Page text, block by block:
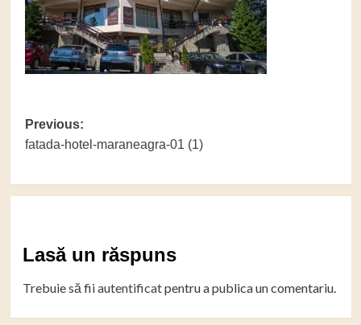
Post
navigation
Previous:
fatada-hotel-maraneagra-01 (1)
Lasă un răspuns
Trebuie să fiiautentificatpentru a publica un comentariu.